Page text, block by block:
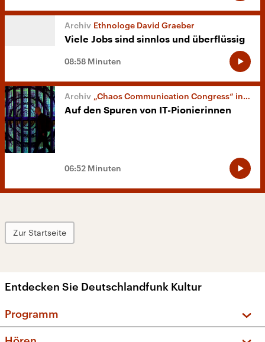
Ethnologe David Graeber
Viele Jobs sind sinnlos und überflüssig
08:58 Minuten
„Chaos Communication Congress“ in Leipzig
Auf den Spuren von IT-Pionierinnen
06:52 Minuten
Zur Startseite
Entdecken Sie Deutschlandfunk Kultur
Programm